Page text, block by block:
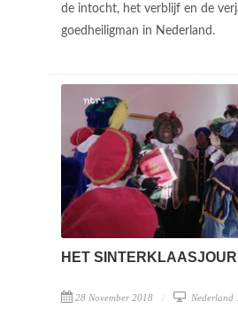
de intocht, het verblijf en de
goedheiligman in Nederland.
HET
28 November 2018 Nederland